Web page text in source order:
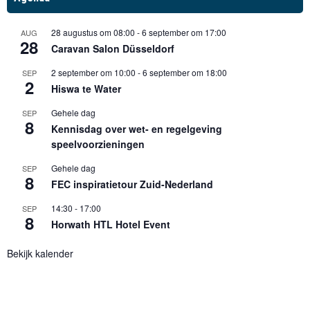
AUG
28
28 augustus om 08:00 -6 september om 17:00
Caravan Salon Düsseldorf
SEP
2
2 september om 10:00 -6 september om 18:00
Hiswa te Water
SEP
8
Gehele dag
Kennisdag over wet- en regelgeving
speelvoorzieningen
SEP
8
Gehele dag
FEC inspiratietour Zuid-Nederland
SEP
8
14:30 - 17:00
Horwath HTL Hotel Event
Bekijk kalender